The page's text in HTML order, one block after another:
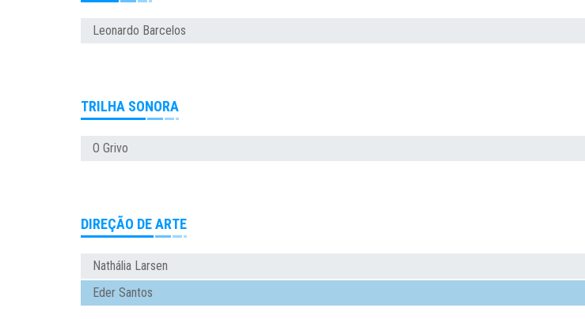
Leonardo Barcelos
TRILHA SONORA
O Grivo
DIREÇÃO DE ARTE
Nathália Larsen
Eder Santos